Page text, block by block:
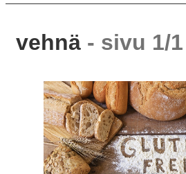
vehnä - sivu 1/1